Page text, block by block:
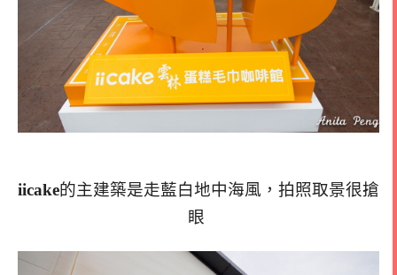
iicake的主建築是走藍白地中海風，拍照取景很搶
眼